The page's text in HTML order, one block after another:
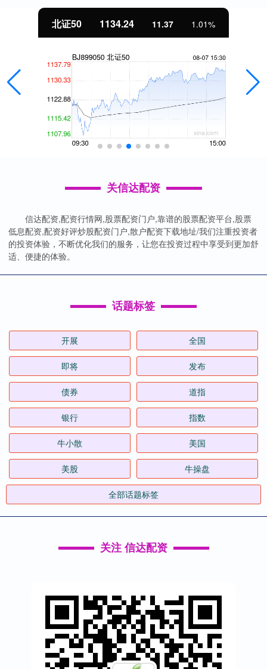
北证50 1134.24 11.37 1.01%
关信达配资
信达配资,配资行情网,股票配资门户,靠谱的股票配资平台,股票
低息配资,配资好评炒股配资门户,散户配资下载地址/我们注重投资者
的投资体验，不断优化我们的服务，让您在投资过程中享受到更加舒
适、便捷的体验。
话题标签
开展 全国
即将 发布
债券 道指
银行 指数
牛小散 美国
美股 牛操盘
全部话题标签
关注 信达配资